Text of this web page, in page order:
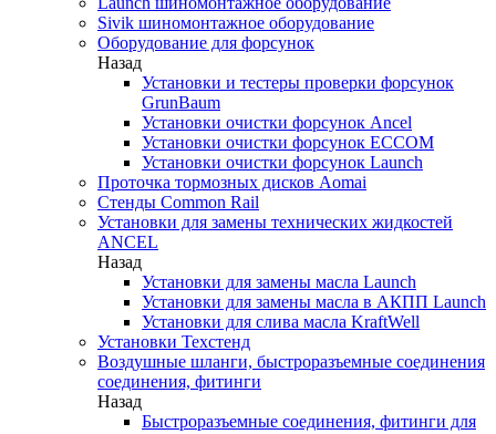
Sivik шиномонтажное оборудование
Оборудование для форсунок
Назад
Установки и тестеры проверки форсунок
GrunBaum
Установки очистки форсунок Ancel
Установки очистки форсунок ECCOM
Установки очистки форсунок Launch
Проточка тормозных дисков Aomai
Стенды Common Rail
Установки для замены технических жидкостей
ANCEL
Назад
Установки для замены масла Launch
Установки для замены масла в АКПП Launch
Установки для слива масла KraftWell
Установки Техстенд
Воздушные шланги, быстроразъемные соединения
соединения, фитинги
Назад
Быстроразъемные соединения, фитинги для